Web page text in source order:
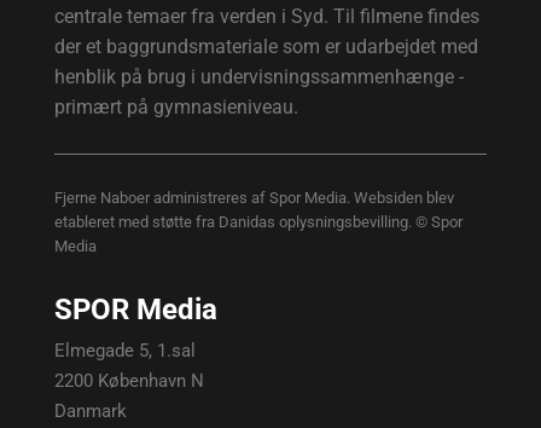
centrale temaer fra verden i Syd. Til filmene findes
der et baggrundsmateriale som er udarbejdet med
henblik på brug i undervisningssammenhænge -
primært på gymnasieniveau.
Fjerne Naboer administreres af Spor Media. Websiden blev
etableret med støtte fra Danidas oplysningsbevilling. © Spor
Media
SPOR Media
Elmegade 5, 1.sal
2200 København N
Danmark